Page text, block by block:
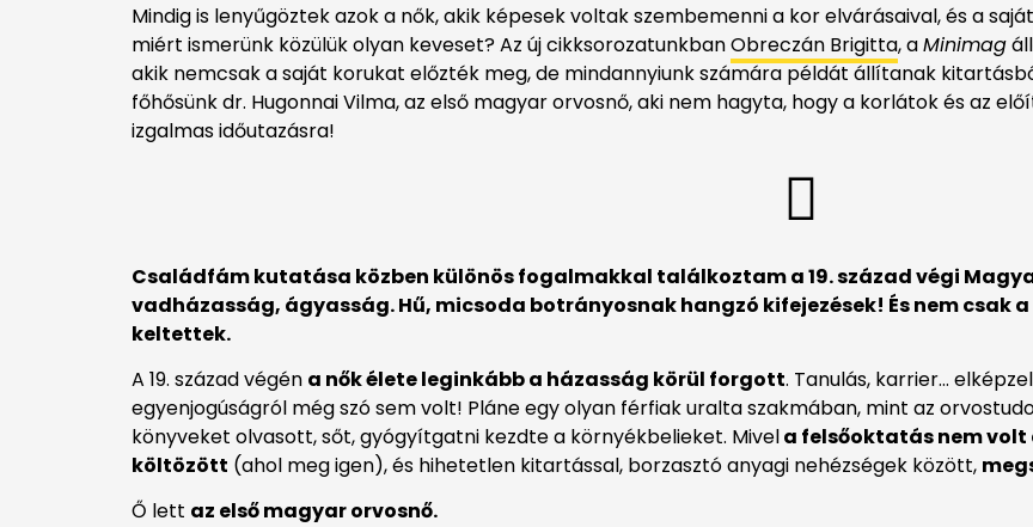
Mindig is lenyűgöztek azok a nők, akik képesek voltak szembemenni a kor elvárásaival, és a
miért ismerünk közülük olyan keveset? Az új cikksorozatunkbanObreczán Brigitta, aMinimag
akik nemcsak a saját korukat előzték meg, de mindannyiunk számára példát állítanak
főhősünk dr. Hugonnai Vilma, az első magyar orvosnő, aki nem hagyta, hogy a korlátok és az
izgalmas időutazásra!
Családfám kutatása közben különös fogalmakkal találkoztam a 19. század végi
vadházasság, ágyasság. Hű, micsoda botrányosnak hangzó kifejezések! És nem csak
keltettek.
A 19. század végén a nők élete leginkább a házasság körül forgott. Tanulás, karrier…
egyenjogúságról még szó sem volt! Pláne egy olyan férfiak uralta szakmában, mint az
könyveket olvasott, sőt, gyógyítgatni kezdte a környékbelieket. Mivela felsőoktatás nem volt
költözött (ahol meg igen), és hihetetlen kitartással, borzasztó anyagi nehézségek között,
Ő lett az első magyar orvosnő.